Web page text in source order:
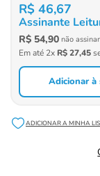
R$ 46,67
Assinante
R$ 54,90 não
Em até 2x R$27,45
Adicionar à